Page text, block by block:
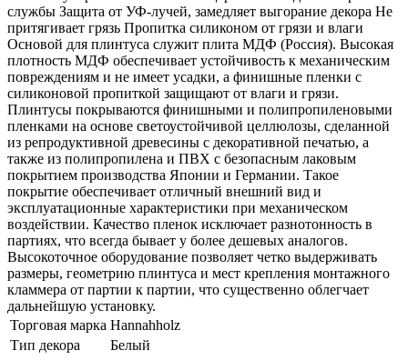
службы Защита от УФ-лучей, замедляет выгорание декора Не
притягивает грязь Пропитка силиконом от грязи и влаги
Основой для плинтуса служит плита МДФ (Россия). Высокая
плотность МДФ обеспечивает устойчивость к механическим
повреждениям и не имеет усадки, а финишные пленки с
силиконовой пропиткой защищают от влаги и грязи.
Плинтусы покрываются финишными и полипропиленовыми
пленками на основе светоустойчивой целлюлозы, сделанной
из репродуктивной древесины с декоративной печатью, а
также из полипропилена и ПВХ с безопасным лаковым
покрытием производства Японии и Германии. Такое
покрытие обеспечивает отличный внешний вид и
эксплуатационные характеристики при механическом
воздействии. Качество пленок исключает разнотонность в
партиях, что всегда бывает у более дешевых аналогов.
Высокоточное оборудование позволяет четко выдерживать
размеры, геометрию плинтуса и мест крепления монтажного
кламмера от партии к партии, что существенно облегчает
дальнейшую установку.
Торговая марка Hannahholz
Тип декора
Белый